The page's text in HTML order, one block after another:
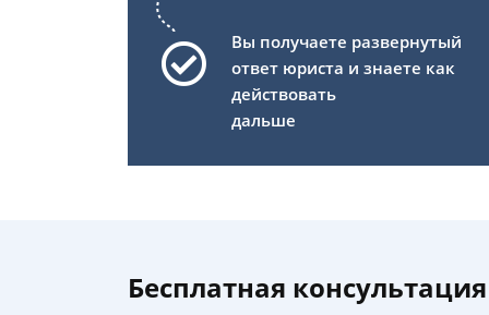
Вы получаете развернутый
ответ юриста и знаете как
действовать
дальше
Бесплатная